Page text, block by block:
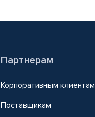
Партнерам
Корпоративным клиентам
Поставщикам